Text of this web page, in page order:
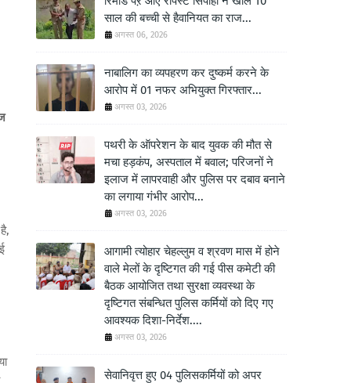
साल की बच्ची से हैवानियत का राज...
अगस्त 06, 2026
नाबालिग का व्यपहरण कर दुष्कर्म करने के
आरोप में 01 नफर अभियुक्त गिरफ्तार...
अगस्त 03, 2026
पथरी के ऑपरेशन के बाद युवक की मौत से
मचा हड़कंप, अस्पताल में बवाल; परिजनों ने
इलाज में लापरवाही और पुलिस पर दबाव बनाने
का लगाया गंभीर आरोप...
अगस्त 03, 2026
आगामी त्योहार चेहल्लुम व श्रवण मास में होने
वाले मेलों के दृष्टिगत की गई पीस कमेटी की
बैठक आयोजित तथा सुरक्षा व्यवस्था के
दृष्टिगत संबन्धित पुलिस कर्मियों को दिए गए
आवश्यक दिशा-निर्देश....
अगस्त 03, 2026
सेवानिवृत्त हुए 04 पुलिसकर्मियों को अपर